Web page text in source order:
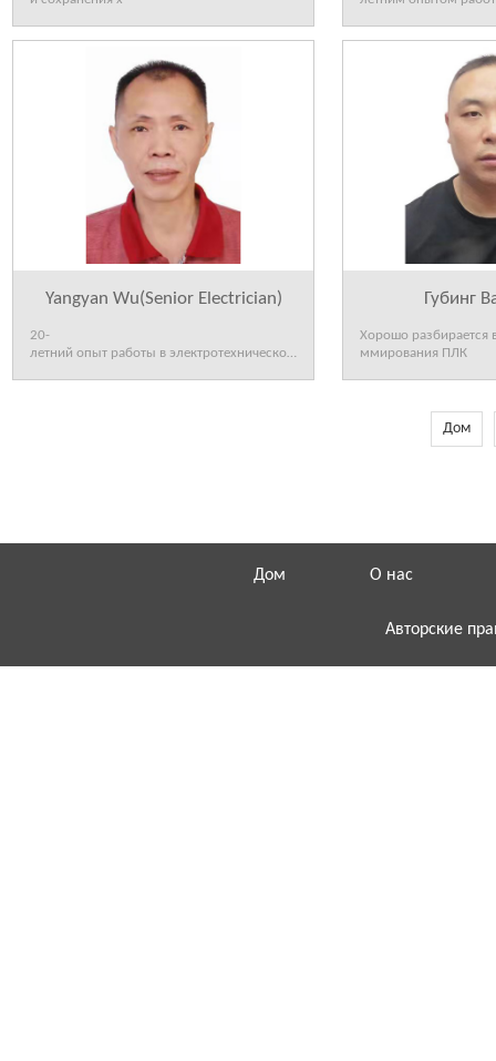
Yangyan Wu(Senior Electrician)
20-
летний опыт работы в электротехнической
Губинг
Хорошо разбирается
ммирования ПЛК
Дом
Дом О нас
Авторские